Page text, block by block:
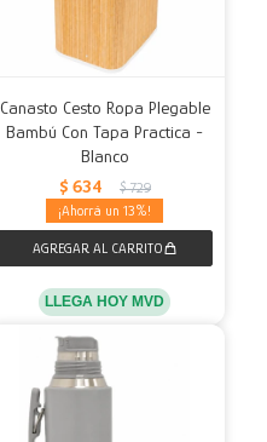
Canasto Cesto Ropa Plegable
Bambú Con Tapa Practica -
Blanco
$ 634 $ 729
13
LLEGA HOY MVD